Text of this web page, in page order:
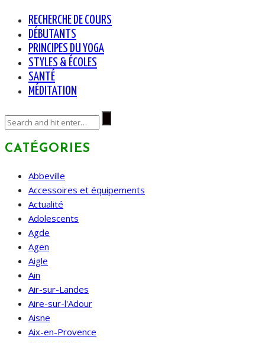
RECHERCHE DE COURS
DÉBUTANTS
PRINCIPES DU YOGA
STYLES & ÉCOLES
SANTÉ
MÉDITATION
CATÉGORIES
Abbeville
Accessoires et équipements
Actualité
Adolescents
Agde
Agen
Aigle
Ain
Air-sur-Landes
Aire-sur-l'Adour
Aisne
Aix-en-Provence